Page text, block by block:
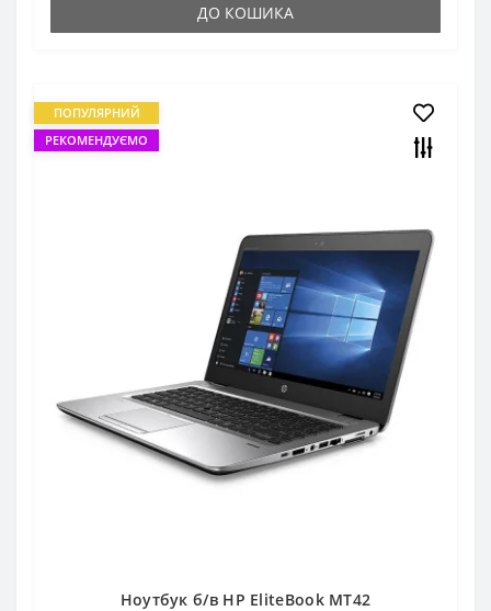
ДО КОШИКА
ПОПУЛЯРНИЙ
РЕКОМЕНДУЄМО
Ноутбук б/в HP EliteBook MT42